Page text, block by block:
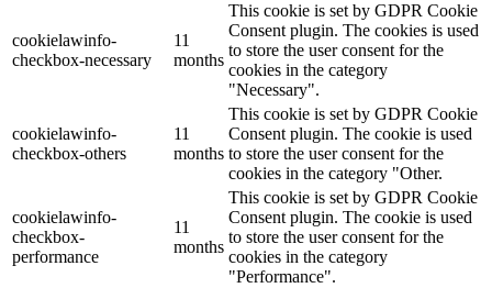
cookielawinfo-
checkbox-necessary
11
months
This cookie is set by GDPR Cookie
Consent plugin. The cookies is used
to store the user consent for the
cookies in the category
"Necessary".
cookielawinfo-
checkbox-others
11
months
This cookie is set by GDPR Cookie
Consent plugin. The cookie is used
to store the user consent for the
cookies in the category "Other.
cookielawinfo-
checkbox-
performance
11
months
This cookie is set by GDPR Cookie
Consent plugin. The cookie is used
to store the user consent for the
cookies in the category
"Performance".